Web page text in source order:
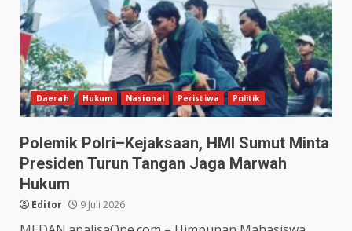
Daerah Hukum Nasional Peristiwa Politik
Polemik Polri–Kejaksaan, HMI Sumut Minta
Presiden Turun Tangan Jaga Marwah
Hukum
Editor 9 Juli 2026